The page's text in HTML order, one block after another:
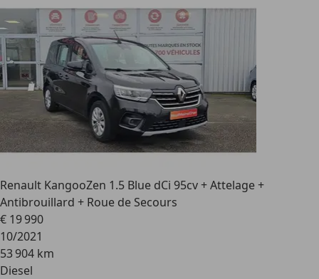
Renault KangooZen 1.5 Blue dCi 95cv + Attelage +
Antibrouillard + Roue de Secours
€ 19 990
10/2021
53 904 km
Diesel